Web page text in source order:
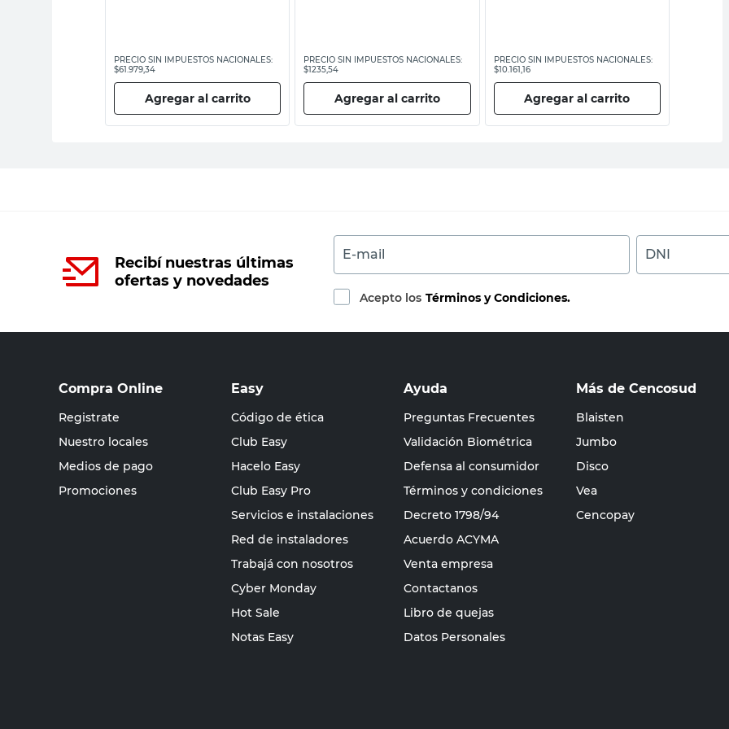
PRECIO SIN IMPUESTOS NACIONALES:
$61.979,34
Agregar al carrito
PRECIO SIN IMPUESTOS NACIONALES:
$1235,54
Agregar al carrito
PRECIO SIN IMPUESTOS NACIONALES:
$10.161,16
Agregar al carrito
Recibí nuestras últimas
ofertas y novedades
E-mail DNI
Acepto los Términos y Condiciones.
Compra Online
Registrate
Nuestro locales
Medios de pago
Promociones
Easy
Código de ética
Club Easy
Hacelo Easy
Club Easy Pro
Servicios e instalaciones
Red de instaladores
Trabajá con nosotros
Cyber Monday
Hot Sale
Notas Easy
Ayuda
Preguntas Frecuentes
Validación Biométrica
Defensa al consumidor
Términos y condiciones
Decreto 1798/94
Acuerdo ACYMA
Venta empresa
Contactanos
Libro de quejas
Datos Personales
Más de Cencosud
Blaisten
Jumbo
Disco
Vea
Cencopay